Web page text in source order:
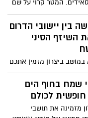
המטר קרוי על שם
אחד המטרים
הן בזכות הקצב העשיר
צפויים קרוב
בשעה) הן בזכות
הנעימים. השנה יחול
יום שבת, מה שאומר
אם כי צפוי שיא
שבין שבת לראשון
בין יישובי הדרום
השיזף הסיני
ביצרון מזמין אתכם
, במשק מי.טל מגדלים
פירות עשיר ומפנק,
בשטח, אך הפעם המקרה
הזדמנות להכיר לחיך טעם
שמח בחוף הים
חופשית לכולם
מזמינה את תושבי